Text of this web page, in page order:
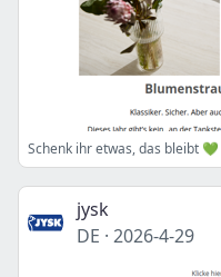
Schenk ihr etwas, das bleibt 💚
jysk
DE · 2026-4-29